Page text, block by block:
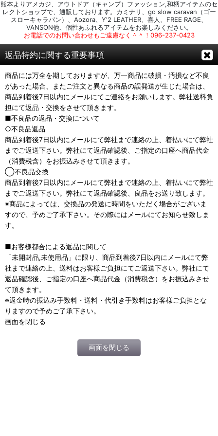
熊本よりアメカジ、アウトドア（キャンプ）ファッション,和柄アイテムのセ
レクトショップで、通販しております。カミナリ、go slow caravan（ゴー
スローキャラバン）、Aozora、Y'2 LEATHER、喜人、FREE RAGE、
VANSON他、個性あふれるアイテムをお楽しみください。
お電話でのお問い合わせもご遠慮なく＾＾！096-237-0423
返品特約に関する重要事項
商品には万全を期しておりますが、万一商品に破損・汚損など不良
があった場合、またご注文と異なる商品の誤発送が生じた場合は、
商品到着後7日以内にメールにてご連絡をお願いします。弊社送料負
担にて返品・交換をさせて頂きます。
■不良品の返品・交換について
○不良品返品
商品到着後7日以内にメールにて弊社まで連絡の上、着払いにて弊社
までご返送下さい。弊社にて返品確認後、ご指定の口座へ商品代金
（消費税含）をお振込みさせて頂きます。
◯不良品交換
商品到着後7日以内にメールにて弊社まで連絡の上、着払いにて弊社
までご返送下さい。弊社にて返品確認後、良品をお送り致します。
※商品によっては、交換品の発送に時間をいただく場合がございま
すので、予めご了承下さい。その際にはメールにてお知らせ致しま
す。
■お客様都合による返品に関して
「未開封品,未使用品」に限り、商品到着後7日以内にメールにて弊
社まで連絡の上、送料はお客様ご負担にてご返送下さい。弊社にて
返品確認後、ご指定の口座へ商品代金（消費税含）をお振込みさせ
て頂きます。
※返金時の振込み手数料・送料・代引き手数料はお客様ご負担とな
りますので予めご了承下さい。
画面を閉じる
画面を閉じる